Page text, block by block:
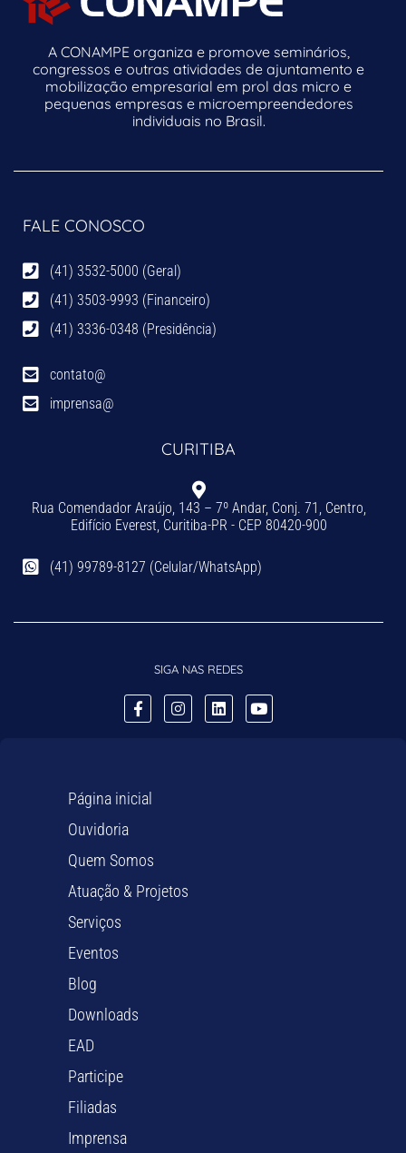
A CONAMPE organiza e promove seminários,
congressos e outras atividades de ajuntamento e
mobilização empresarial em prol das micro e
pequenas empresas e microempreendedores
individuais no Brasil.
FALE CONOSCO
(41) 3532-5000 (Geral)
(41) 3503-9993 (Financeiro)
(41) 3336-0348 (Presidência)
contato@
imprensa@
CURITIBA
Rua Comendador Araújo, 143 – 7º Andar, Conj. 71, Centro,
Edifício Everest, Curitiba-PR - CEP 80420-900
(41) 99789-8127 (Celular/WhatsApp)
SIGA NAS REDES
Página inicial
Ouvidoria
Quem Somos
Atuação & Projetos
Serviços
Eventos
Blog
Downloads
EAD
Participe
Filiadas
Imprensa